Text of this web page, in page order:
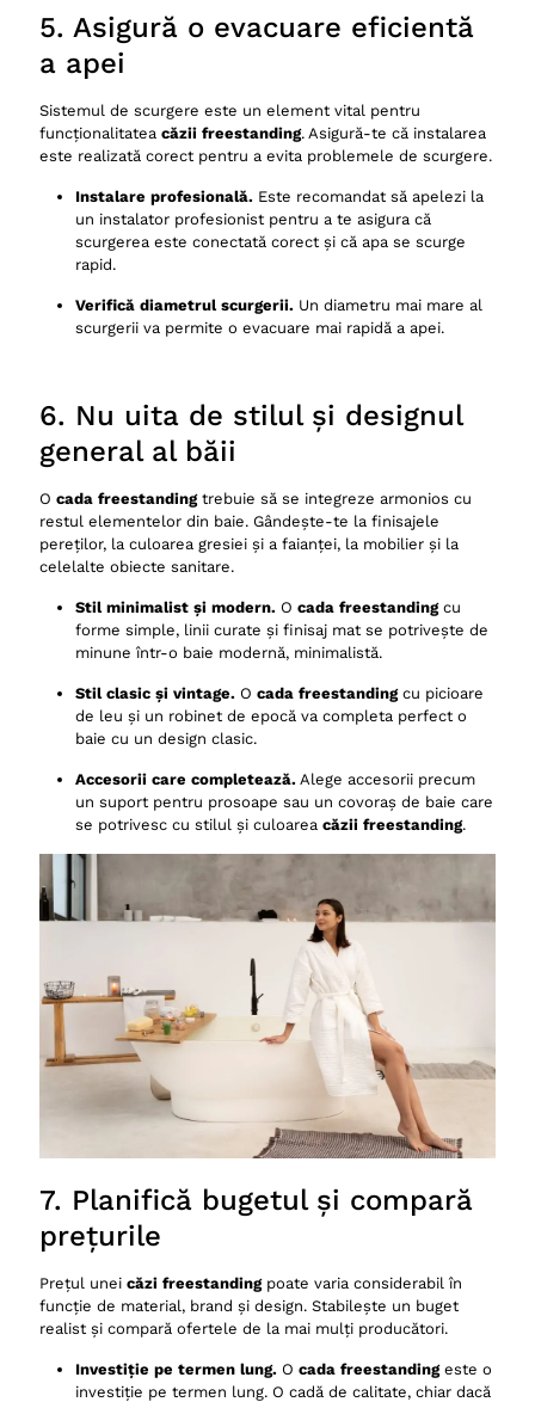
5. Asigură o evacuare eficientă
a apei
Sistemul de scurgere este un element vital pentru
funcționalitatea căzii freestanding. Asigură-te că instalarea
este realizată corect pentru a evita problemele de scurgere.
Instalare profesională. Este recomandat să apelezi la
un instalator profesionist pentru a te asigura că
scurgerea este conectată corect și că apa se scurge
rapid.
Verifică diametrul scurgerii. Un diametru mai mare al
scurgerii va permite o evacuare mai rapidă a apei.
6. Nu uita de stilul și designul
general al băii
O cada freestandingtrebuie să se integreze armonios cu
restul elementelor din baie. Gândește-te la finisajele
pereților, la culoarea gresiei și a faianței, la mobilier și la
celelalte obiecte sanitare.
Stil minimalist și modern. O cada freestandingcu
forme simple, linii curate și finisaj mat se potrivește de
minune într-o baie modernă, minimalistă.
Stil clasic și vintage. O cada freestandingcu picioare
de leu și un robinet de epocă va completa perfect o
baie cu un design clasic.
Accesorii care completează. Alege accesorii precum
un suport pentru prosoape sau un covoraș de baie care
se potrivesc cu stilul și culoarea căzii freestanding.
7. Planifică bugetul și compară
prețurile
Prețul unei căzi freestandingpoate varia considerabil în
funcție de material, brand și design. Stabilește un buget
realist și compară ofertele de la mai mulți producători.
Investiție pe termen lung. O cada freestandingeste o
investiție pe termen lung. O cadă de calitate, chiar dacă